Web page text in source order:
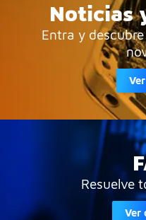
Noticias
Entra y
Resuelve
Ver